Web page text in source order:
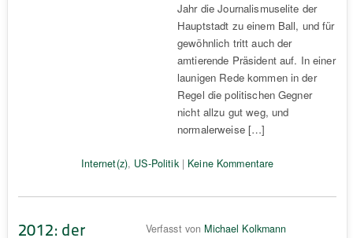
Jahr die Journalismuselite der
Hauptstadt zu einem Ball, und für
gewöhnlich tritt auch der
amtierende Präsident auf. In einer
launigen Rede kommen in der
Regel die politischen Gegner
nicht allzu gut weg, und
normalerweise […]
Internet(z), US-Politik| Keine Kommentare
2012: der Verfasst von Michael Kolkmann